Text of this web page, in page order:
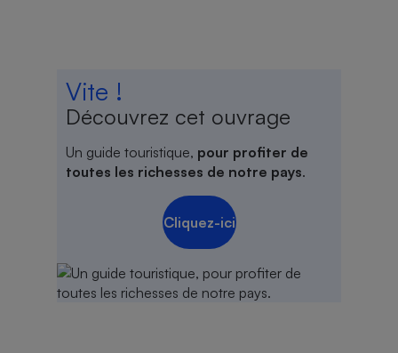
Vite !
Découvrez cet ouvrage
Un guide touristique, pour profiter de
toutes les richesses de notre pays.
Cliquez-ici